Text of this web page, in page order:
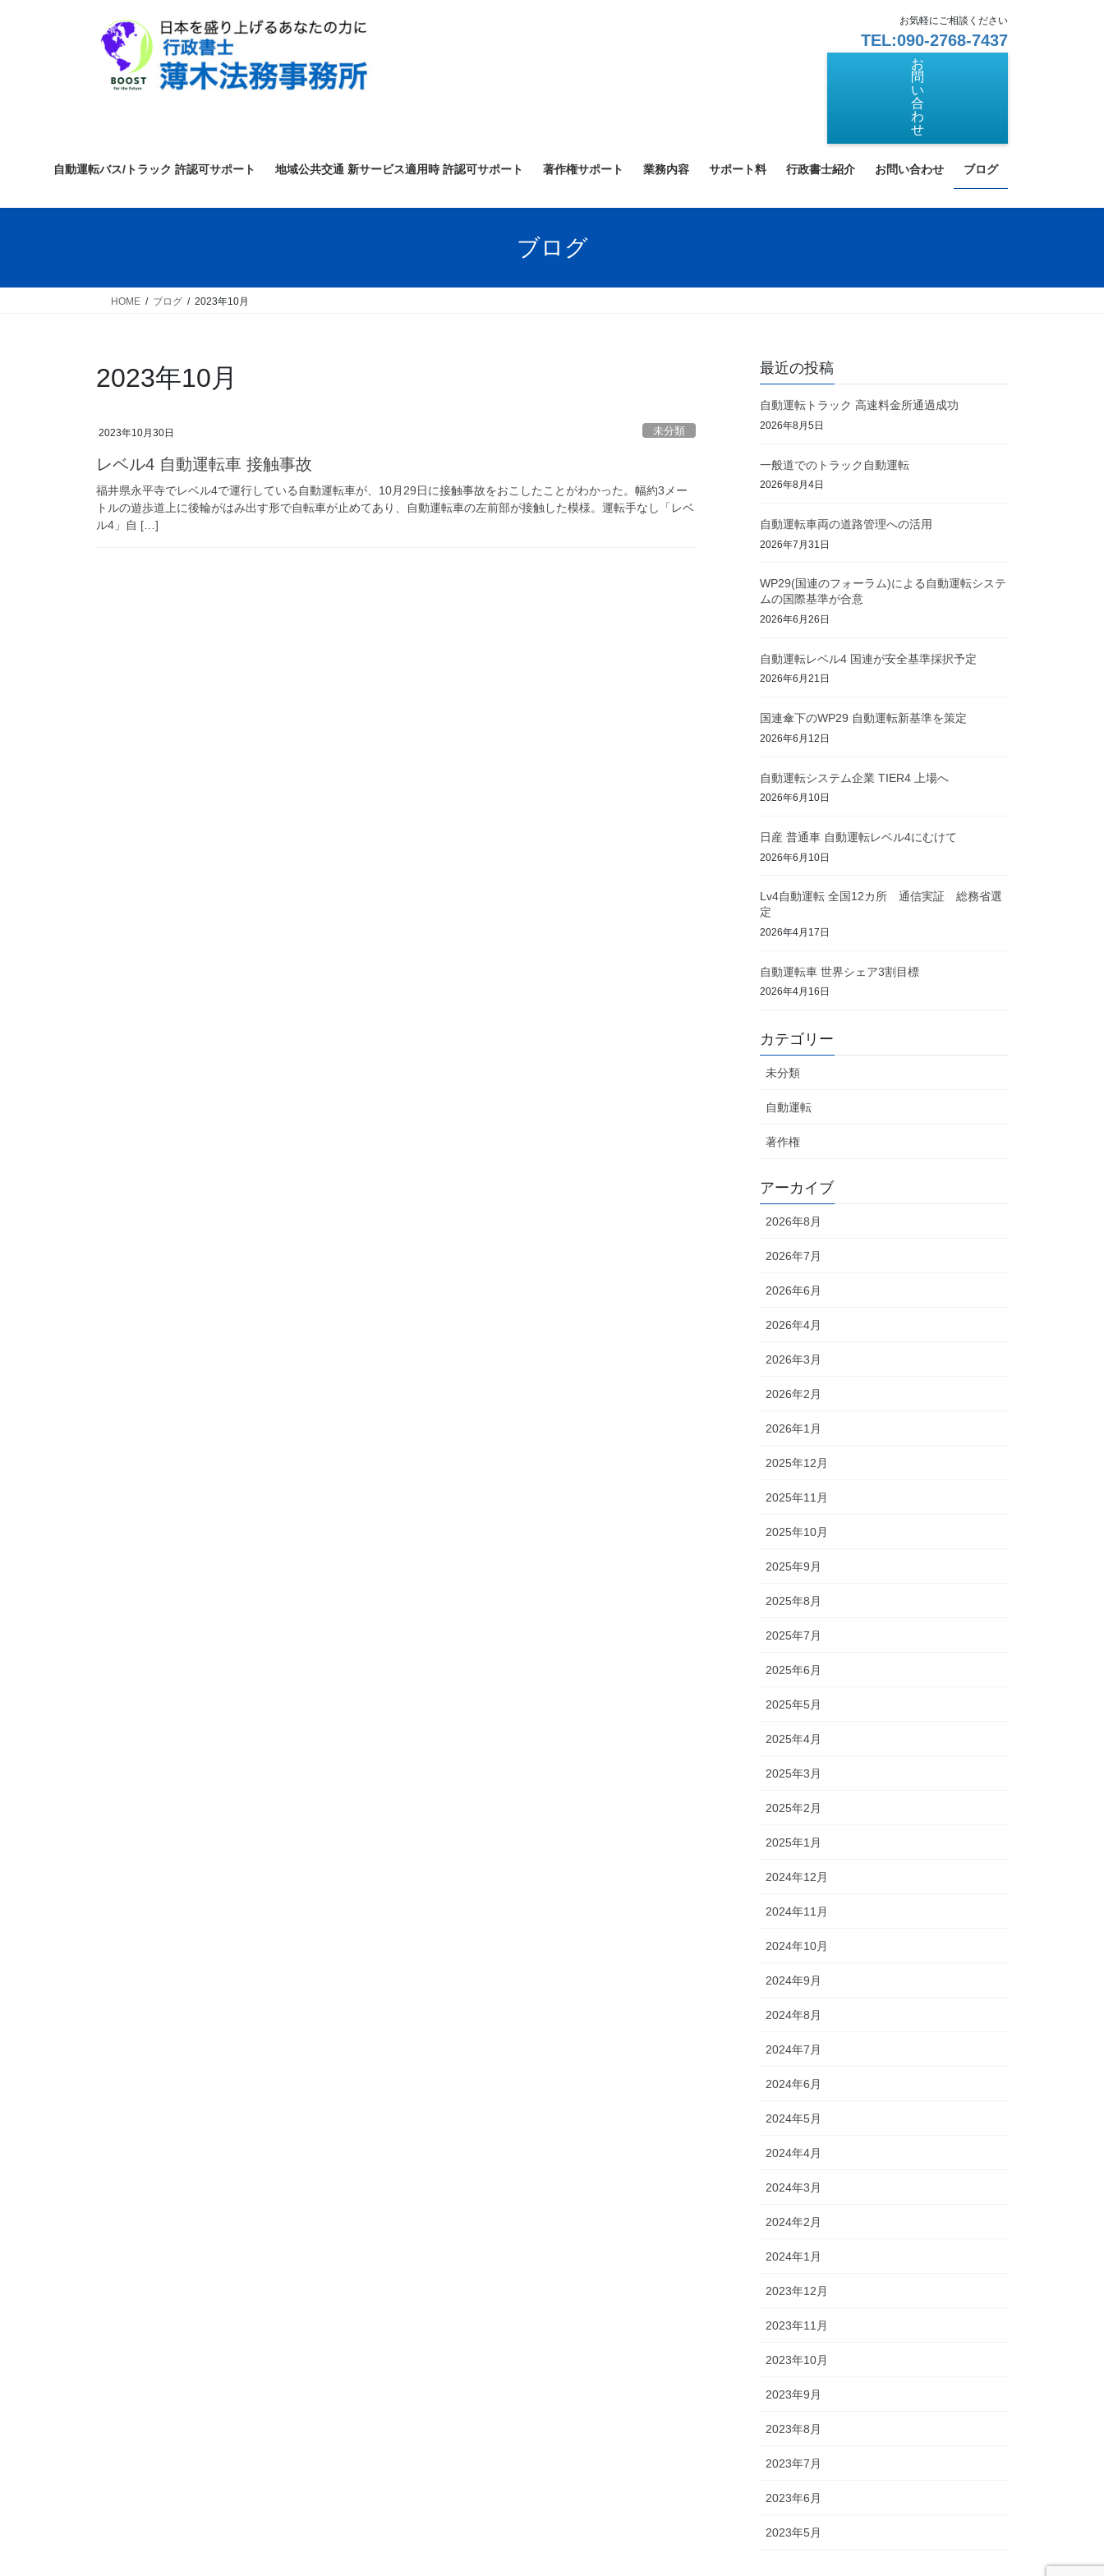
お気軽にご相談ください
TEL:090-2768-7437
お
問
い
合
わ
せ
自動運転バス/トラック 許認可サポート 地域公共交通 新サービス適用時 許認可サポート 著作権サポート 業務内容 サポート料 行政書士紹介 お問い合わせ ブログ
ブログ
HOME ブログ 2023年10月
2023年10月
2023年10月30日 未分類
レベル4 自動運転車 接触事故
福井県永平寺でレベル4で運行している自動運転車が、10月29日に接触事故をおこしたことがわかった。幅約3メー
トルの遊歩道上に後輪がはみ出す形で自転車が止めてあり、自動運転車の左前部が接触した模様。運転手なし「レベ
ル4」自 […]
最近の投稿
自動運転トラック 高速料金所通過成功
2026年8月5日
一般道でのトラック自動運転
2026年8月4日
自動運転車両の道路管理への活用
2026年7月31日
WP29(国連のフォーラム)による自動運転システ
ムの国際基準が合意
2026年6月26日
自動運転レベル4 国連が安全基準採択予定
2026年6月21日
国連傘下のWP29 自動運転新基準を策定
2026年6月12日
自動運転システム企業 TIER4 上場へ
2026年6月10日
日産 普通車 自動運転レベル4にむけて
2026年6月10日
Lv4自動運転 全国12カ所 通信実証 総務省選
定
2026年4月17日
自動運転車 世界シェア3割目標
2026年4月16日
カテゴリー
未分類
自動運転
著作権
アーカイブ
2026年8月
2026年7月
2026年6月
2026年4月
2026年3月
2026年2月
2026年1月
2025年12月
2025年11月
2025年10月
2025年9月
2025年8月
2025年7月
2025年6月
2025年5月
2025年4月
2025年3月
2025年2月
2025年1月
2024年12月
2024年11月
2024年10月
2024年9月
2024年8月
2024年7月
2024年6月
2024年5月
2024年4月
2024年3月
2024年2月
2024年1月
2023年12月
2023年11月
2023年10月
2023年9月
2023年8月
2023年7月
2023年6月
2023年5月